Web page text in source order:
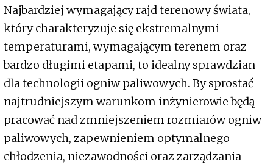
Najbardziej wymagający rajd terenowy świata,
który charakteryzuje się ekstremalnymi
temperaturami, wymagającym terenem oraz
bardzo długimi etapami, to idealny sprawdzian
dla technologii ogniw paliwowych. By sprostać
najtrudniejszym warunkom inżynierowie będą
pracować nad zmniejszeniem rozmiarów ogniw
paliwowych, zapewnieniem optymalnego
chłodzenia, niezawodności oraz zarządzania